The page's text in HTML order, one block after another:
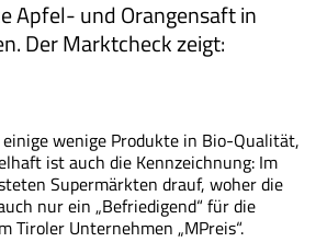
Apfel- und Orangensaft in
Der Marktcheck zeigt:
wenige Produkte in Bio-Qualität,
ist auch die Kennzeichnung: Im
Supermärkten drauf, woher die
nur ein „Befriedigend“ für die
Tiroler Unternehmen „MPreis“.